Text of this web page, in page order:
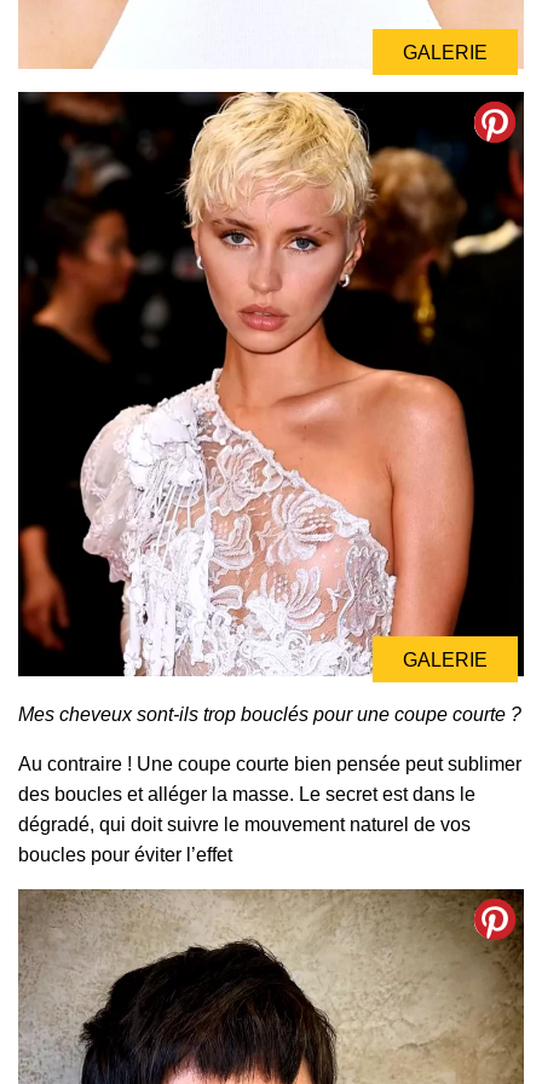
GALERIE
GALERIE
Mes cheveux sont-ils trop bouclés pour une coupe courte ?
Au contraire ! Une coupe courte bien pensée peut sublimer
des boucles et alléger la masse. Le secret est dans le
dégradé, qui doit suivre le mouvement naturel de vos
boucles pour éviter l’effet